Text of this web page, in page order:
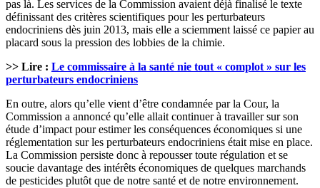
pas là. Les services de la Commission avaient déjà finalisé le texte
définissant des critères scientifiques pour les perturbateurs
endocriniens dès juin 2013, mais elle a sciemment laissé ce papier au
placard sous la pression des lobbies de la chimie.
>> Lire : Le commissaire à la santé nie tout « complot » sur les
perturbateurs endocriniens
En outre, alors qu’elle vient d’être condamnée par la Cour, la
Commission a annoncé qu’elle allait continuer à travailler sur son
étude d’impact pour estimer les conséquences économiques si une
réglementation sur les perturbateurs endocriniens était mise en place.
La Commission persiste donc à repousser toute régulation et se
soucie davantage des intérêts économiques de quelques marchands
de pesticides plutôt que de notre santé et de notre environnement.